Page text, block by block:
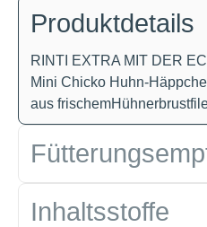
Produktdetails
RINTI EXTRA MIT DER
Mini Chicko Huhn-
aus
Inhaltsstoffe